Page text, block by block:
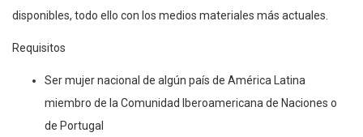
disponibles, todo ello con los medios materiales más actuales.
Requisitos
Ser mujer nacional de algún país de América Latina
miembro de la Comunidad Iberoamericana de Naciones o
de Portugal